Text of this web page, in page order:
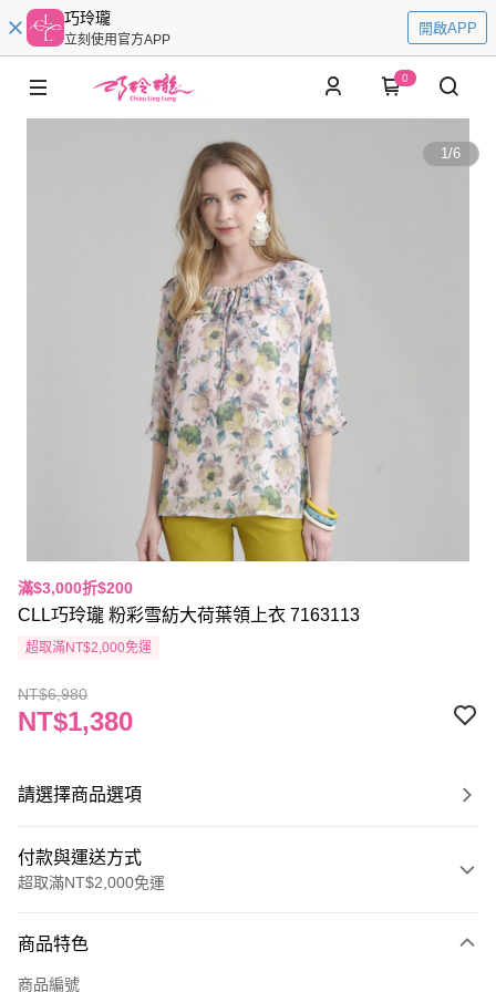
巧玲瓏
立刻使用官方APP
開啟APP
0
1/6
滿$3,000折$200
CLL巧玲瓏 粉彩雪紡大荷葉領上衣 7163113
超取滿NT$2,000免運
NT$6,980
NT$1,380
請選擇商品選項
付款與運送方式
超取滿NT$2,000免運
信用卡一次付款
商品特色
商品編號